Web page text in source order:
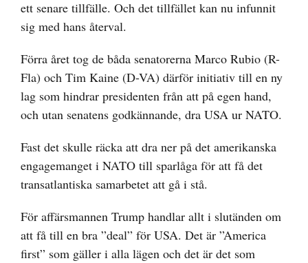
ett senare tillfälle. Och det tillfället kan nu infunnit
sig med hans återval.
Förra året tog de båda senatorerna Marco Rubio (R-
Fla) och Tim Kaine (D-VA) därför initiativ till en ny
lag som hindrar presidenten från att på egen hand,
och utan senatens godkännande, dra USA ur NATO.
Fast det skulle räcka att dra ner på det amerikanska
engagemanget i NATO till sparlåga för att få det
transatlantiska samarbetet att gå i stå.
För affärsmannen Trump handlar allt i slutänden om
att få till en bra ”deal” för USA. Det är ”America
first” som gäller i alla lägen och det är det som